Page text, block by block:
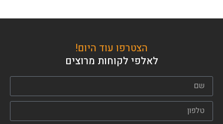
הצטרפו עוד היום!
לאלפי לקוחות מרוצים